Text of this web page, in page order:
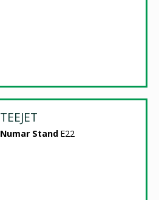
TEEJET
Numar Stand E22